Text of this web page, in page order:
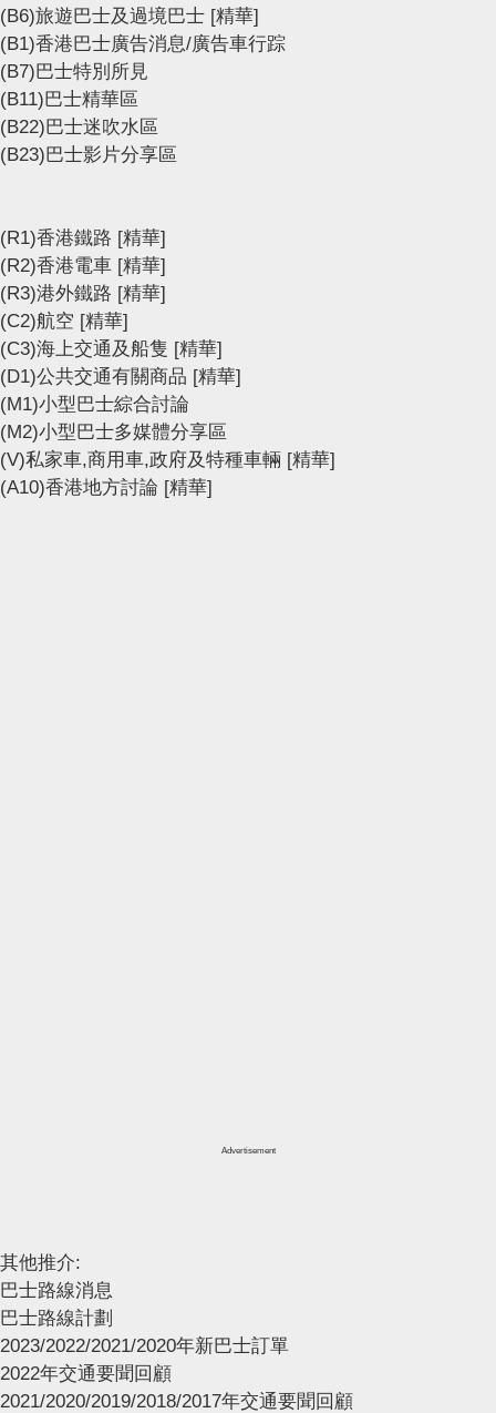
(B6)旅遊巴士及過境巴士 [精華]
(B1)香港巴士廣告消息/廣告車行踪
(B7)巴士特別所見
(B11)巴士精華區
(B22)巴士迷吹水區
(B23)巴士影片分享區
(R1)香港鐵路 [精華]
(R2)香港電車 [精華]
(R3)港外鐵路 [精華]
(C2)航空 [精華]
(C3)海上交通及船隻 [精華]
(D1)公共交通有關商品 [精華]
(M1)小型巴士綜合討論
(M2)小型巴士多媒體分享區
(V)私家車,商用車,政府及特種車輛 [精華]
(A10)香港地方討論 [精華]
Advertisement
其他推介:
巴士路線消息
巴士路線計劃
2023/2022/2021/2020年新巴士訂單
2022年交通要聞回顧
2021/2020/2019/2018/2017年交通要聞回顧